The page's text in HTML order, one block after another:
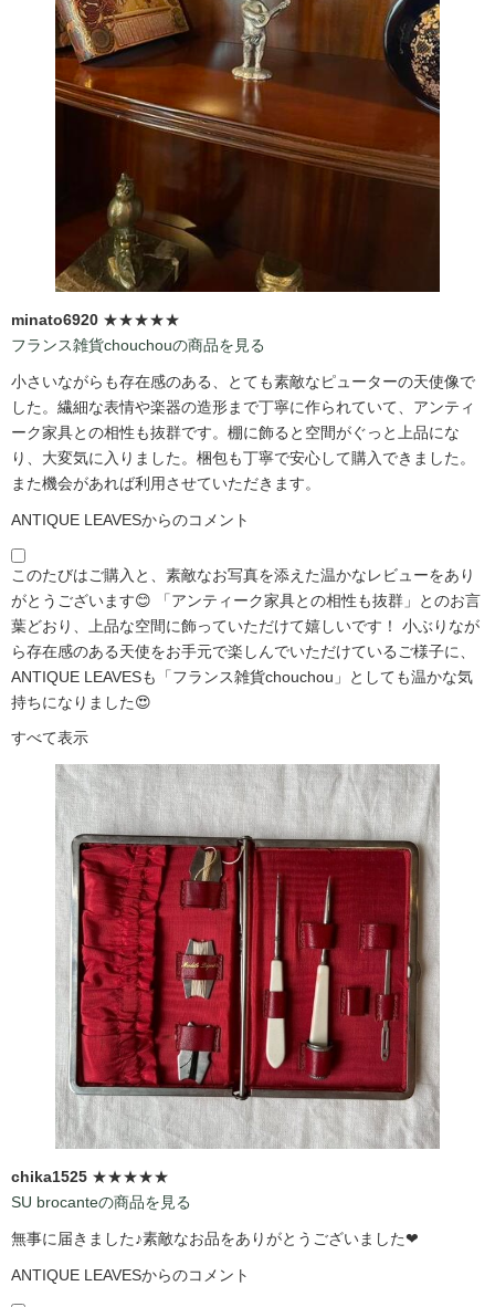
minato6920 ★★★★★
フランス雑貨chouchouの商品を見る
小さいながらも存在感のある、とても素敵なピューターの天使像で
した。繊細な表情や楽器の造形まで丁寧に作られていて、アンティ
ーク家具との相性も抜群です。棚に飾ると空間がぐっと上品にな
り、大変気に入りました。梱包も丁寧で安心して購入できました。
また機会があれば利用させていただきます。
ANTIQUE LEAVESからのコメント
このたびはご購入と、素敵なお写真を添えた温かなレビューをあり
がとうございます😊 「アンティーク家具との相性も抜群」とのお言
葉どおり、上品な空間に飾っていただけて嬉しいです！ 小ぶりなが
ら存在感のある天使をお手元で楽しんでいただけているご様子に、
ANTIQUE LEAVESも「フランス雑貨chouchou」としても温かな気
持ちになりました😍
すべて表示
chika1525 ★★★★★
SU brocanteの商品を見る
無事に届きました♪素敵なお品をありがとうございました❤
ANTIQUE LEAVESからのコメント